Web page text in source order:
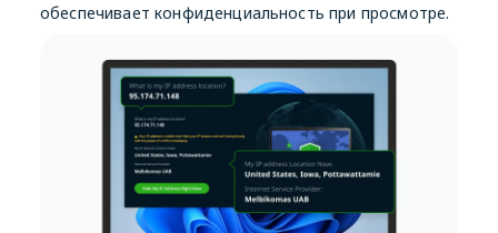
обеспечивает конфиденциальность при просмотре.